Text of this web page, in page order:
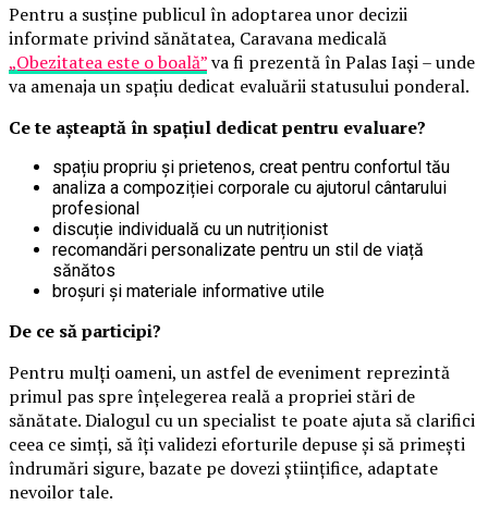
Pentru a susține publicul în adoptarea unor decizii
informate privind sănătatea, Caravana medicală
„Obezitatea este o boală”va fi prezentă în Palas Iași – unde
va amenaja un spațiu dedicat evaluării statusului ponderal.
Ce te așteaptă în spațiul dedicat pentru evaluare?
spațiu propriu și prietenos, creat pentru confortul tău
analiza a compoziției corporale cu ajutorul cântarului
profesional
discuție individuală cu un nutriționist
recomandări personalizate pentru un stil de viață
sănătos
broșuri și materiale informative utile
De ce să participi?
Pentru mulți oameni, un astfel de eveniment reprezintă
primul pas spre înțelegerea reală a propriei stări de
sănătate. Dialogul cu un specialist te poate ajuta să clarifici
ceea ce simți, să îți validezi eforturile depuse și să primești
îndrumări sigure, bazate pe dovezi științifice, adaptate
nevoilor tale.